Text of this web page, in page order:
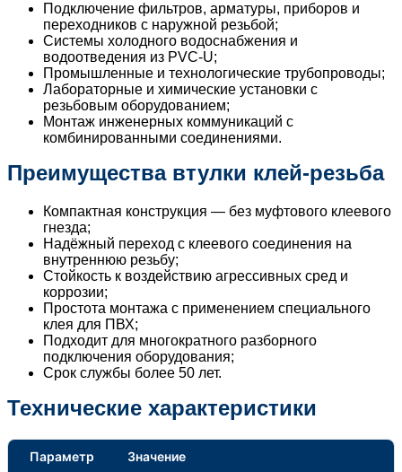
Подключение фильтров, арматуры, приборов и
переходников с наружной резьбой;
Системы холодного водоснабжения и
водоотведения из PVC-U;
Промышленные и технологические трубопроводы;
Лабораторные и химические установки с
резьбовым оборудованием;
Монтаж инженерных коммуникаций с
комбинированными соединениями.
Преимущества втулки клей-резьба
Компактная конструкция — без муфтового клеевого
гнезда;
Надёжный переход с клеевого соединения на
внутреннюю резьбу;
Стойкость к воздействию агрессивных сред и
коррозии;
Простота монтажа с применением специального
клея для ПВХ;
Подходит для многократного разборного
подключения оборудования;
Срок службы более 50 лет.
Технические характеристики
Параметр Значение